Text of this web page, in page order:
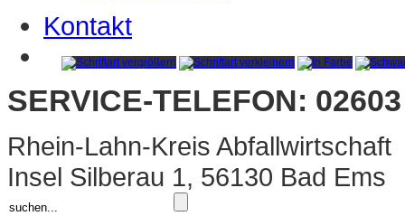
Kontakt
SERVICE-TELEFON:
Rhein-Lahn-Kreis Abfallwirtschaft
Insel Silberau 1, 56130 Bad Ems